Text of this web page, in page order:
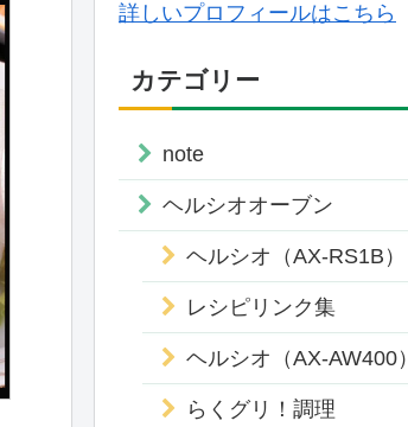
詳しいプロフィールはこちら
カテゴリー
note
ヘルシオオーブン
ヘルシオ（AX-RS1B）
レシピリンク集
ヘルシオ（AX-AW400）
らくグリ！調理